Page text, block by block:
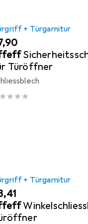
+ Türgarnitur
Türöffner
+ Türgarnitur